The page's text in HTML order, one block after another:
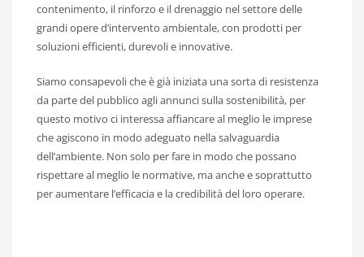
contenimento, il rinforzo e il drenaggio nel settore delle
grandi opere d’intervento ambientale, con prodotti per
soluzioni efficienti, durevoli e innovative.
Siamo consapevoli che è già iniziata una sorta di resistenza
da parte del pubblico agli annunci sulla sostenibilità, per
questo motivo ci interessa affiancare al meglio le imprese
che agiscono in modo adeguato nella salvaguardia
dell’ambiente. Non solo per fare in modo che possano
rispettare al meglio le normative, ma anche e soprattutto
per aumentare l’efficacia e la credibilità del loro operare.